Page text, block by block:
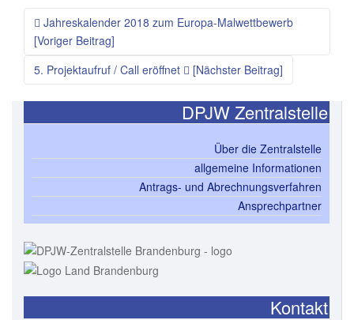
Jahreskalender 2018 zum Europa-Malwettbewerb
[Voriger Beitrag]
5. Projektaufruf / Call eröffnet
[Nächster Beitrag]
DPJW Zentralstelle
Über die Zentralstelle
allgemeine Informationen
Antrags- und Abrechnungsverfahren
Ansprechpartner
Kontakt